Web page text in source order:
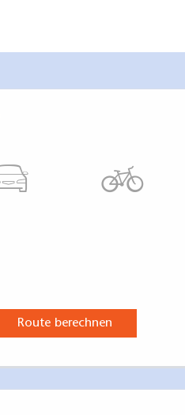
Route berechnen